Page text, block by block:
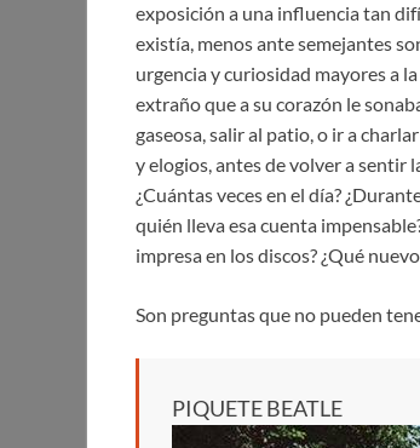
exposición a una influencia tan
existía, menos ante semejantes
urgencia y curiosidad mayores a
extraño que a su corazón le
gaseosa, salir al patio, o ir a
y elogios, antes de volver a sentir
¿Cuántas veces en el día?
quién lleva esa cuenta
impresa en los discos? ¿Qué
Son preguntas que no pueden
PIQUETE BEATLE